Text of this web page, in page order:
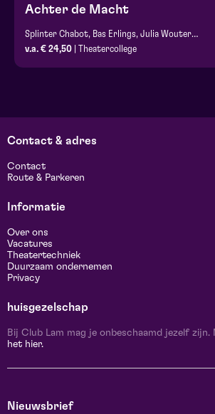
Achter de Macht
Splinter Chabot, Bas Erlings, Julia Wouters & Peter Kwint
v.a. € 24,50 | Theatercollege
Contact & adres
Contact
Route & Parkeren
Informatie
Over ons
Vacatures
Theatertechniek
Duurzaam ondernemen
Privacy
huisgezelschap
Bij Club Lam mag je onbeschaamd jezelf zijn.
het hier.
Nieuwsbrief